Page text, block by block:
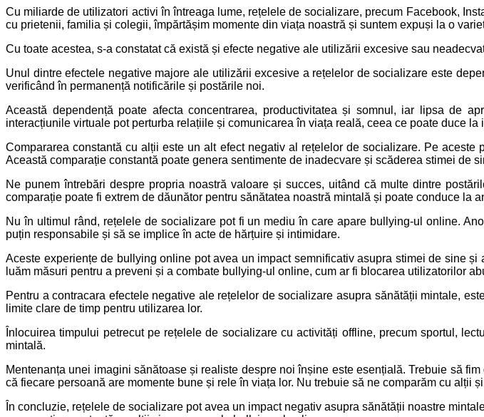
Cu miliarde de utilizatori activi în întreaga lume, rețelele de socializare, precum Facebook,
cu prietenii, familia și colegii, împărtășim momente din viața noastră și suntem expuși la o
Cu toate acestea, s-a constatat că există și efecte negative ale utilizării excesive sau
Unul dintre efectele negative majore ale utilizării excesive a rețelelor de socializare este
verificând în permanență notificările și postările noi.
Această dependență poate afecta concentrarea, productivitatea și somnul, iar lipsa de
interacțiunile virtuale pot perturba relațiile și comunicarea în viața reală, ceea ce poate duce la
Compararea constantă cu alții este un alt efect negativ al rețelelor de socializare. Pe
Această comparație constantă poate genera sentimente de inadecvare și scăderea stimei de
Ne punem întrebări despre propria noastră valoare și succes, uitând că multe dintre
comparație poate fi extrem de dăunător pentru sănătatea noastră mintală și poate conduce la
Nu în ultimul rând, rețelele de socializare pot fi un mediu în care apare bullying-ul online.
puțin responsabile și să se implice în acte de hărțuire și intimidare.
Aceste experiențe de bullying online pot avea un impact semnificativ asupra stimei de sine
luăm măsuri pentru a preveni și a combate bullying-ul online, cum ar fi blocarea utilizatorilor
Pentru a contracara efectele negative ale rețelelor de socializare asupra sănătății mintale,
limite clare de timp pentru utilizarea lor.
Înlocuirea timpului petrecut pe rețelele de socializare cu activități offline, precum sportul,
mintală.
Mentenanța unei imagini sănătoase și realiste despre noi înșine este esențială. Trebuie să
că fiecare persoană are momente bune și rele în viața lor. Nu trebuie să ne comparăm cu
În concluzie, rețelele de socializare pot avea un impact negativ asupra sănătății noastre